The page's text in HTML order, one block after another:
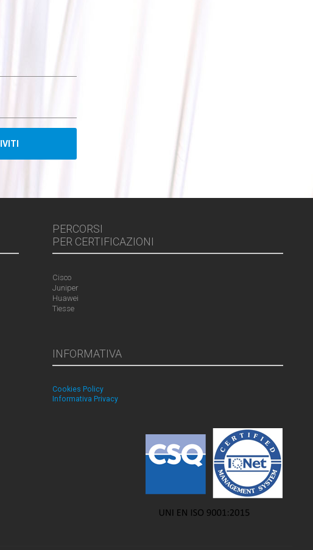
PERCORSI
PER CERTIFICAZIONI
Cisco
Juniper
Huawei
Tiesse
INFORMATIVA
Cookies Policy
Informativa Privacy